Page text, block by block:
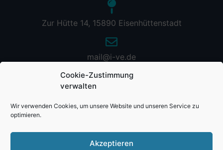
Cookie-Zustimmung
verwalten
Wir verwenden Cookies, um unsere Website und unseren Service zu
optimieren.
Akzeptieren
Zur Hütte 14, 15890 Eisenhüttenstadt
mail@i-ve.de